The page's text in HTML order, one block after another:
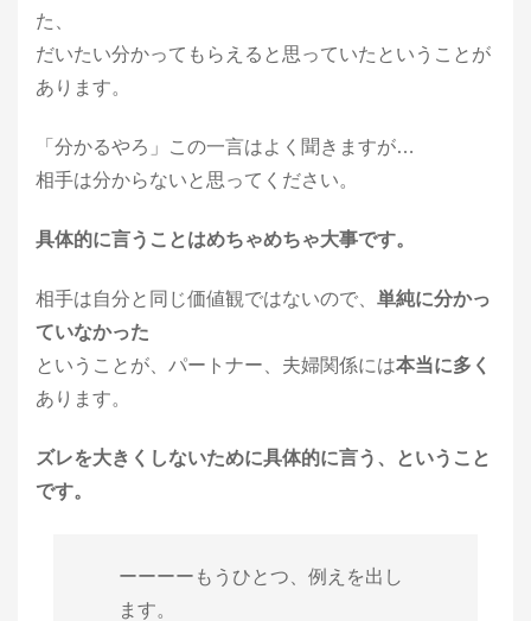
た、
だいたい分かってもらえると思っていたということが
あります。
「分かるやろ」この一言はよく聞きますが…
相手は分からないと思ってください。
具体的に言うことはめちゃめちゃ大事です。
相手は自分と同じ価値観ではないので、 単純に分かっ
ていなかった
ということが、パートナー、夫婦関係には本当に多く
あります。
ズレを大きくしないために具体的に言う、ということ
です。
ーーーーもうひとつ、例えを出し
ます。